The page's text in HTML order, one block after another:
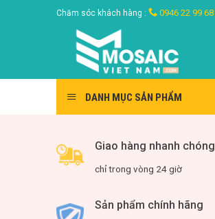
Chăm sóc khách hàng : 0946 22 99 68
DANH MỤC SẢN PHẨM
Giao hàng nhanh chóng
chỉ trong vòng 24 giờ
Sản phẩm chính hãng